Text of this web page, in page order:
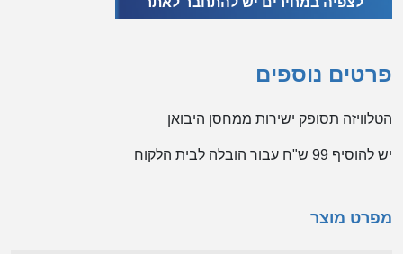
פרטים נוספים
הטלוויזה תסופק ישירות ממחסן היבואן
יש להוסיף 99 ש"ח עבור הובלה לבית הלקוח
מפרט מוצר